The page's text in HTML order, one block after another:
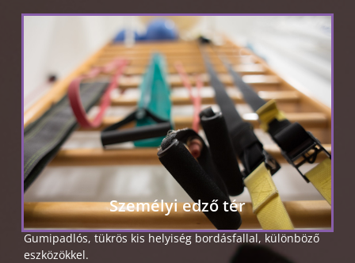
Személyi edző tér
Gumipadlós, tükrös kis helyiség bordásfallal, különböző
eszközökkel.